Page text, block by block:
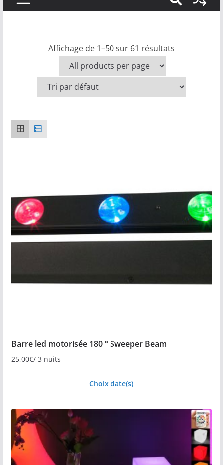
Affichage de 1–50 sur 61 résultats
Barre led motorisée 180 ° Sweeper Beam
25,00€/ 3 nuits
Choix date(s)